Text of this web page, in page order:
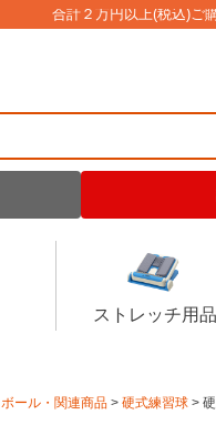
合計２万円以上(税込)ご
ストレッチ用品
ボール・関連商品 硬式練習球